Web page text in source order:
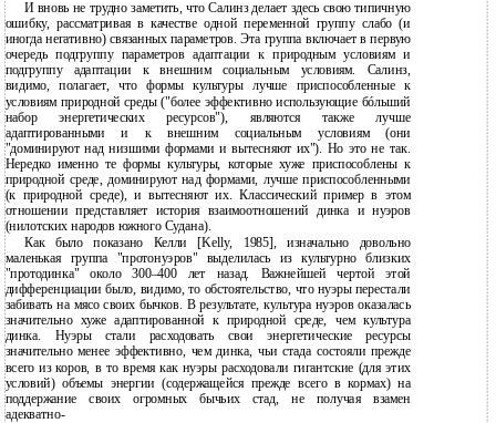
И вновь не трудно заметить, что Салинз делает здесь свою типичную
ошибку, рассматривая в качестве одной переменной группу слабо (и
иногда негативно) связанных параметров. Эта группа включает в первую
очередь подгруппу параметров адаптации к природным условиям и
подгруппу адаптации к внешним социальным условиям. Салинз,
видимо, полагает, что формы культуры лучше приспособленные к
условиям природной среды ("более эффективно использующие бóльший
набор энергетических ресурсов"), являются также лучше
адаптированными и к внешним социальным условиям (они
"доминируют над низшими формами и вытесняют их"). Но это не так.
Нередко именно те формы культуры, которые хуже приспособлены к
природной среде, доминируют над формами, лучше приспособленными
(к природной среде), и вытесняют их. Классический пример в этом
отношении представляет история взаимоотношений динка и нуэров
(нилотских народов южного Судана).
Как было показано Келли [Kelly, 1985], изначально довольно
маленькая группа "протонуэров" выделилась из культурно близких
"протодинка" около 300–400 лет назад. Важнейшей чертой этой
дифференциации было, видимо, то обстоятельство, что нуэры перестали
забивать на мясо своих бычков. В результате, культура нуэров оказалась
значительно хуже адаптированной к природной среде, чем культура
динка. Нуэры стали расходовать свои энергетические ресурсы
значительно менее эффективно, чем динка, чьи стада состояли прежде
всего из коров, в то время как нуэры расходовали гигантские (для этих
условий) объемы энергии (содержащейся прежде всего в кормах) на
поддержание своих огромных бычьих стад, не получая взамен
адекватно-